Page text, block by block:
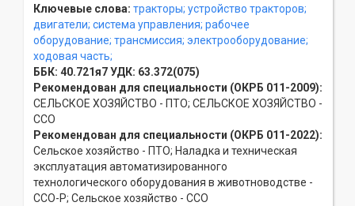
Ключевые слова: тракторы; устройство тракторов;
двигатели; система управления; рабочее
оборудование; трансмиссия; электрооборудование;
ходовая часть;
ББК: 40.721я7УДК: 63.372(075)
Рекомендован для специальности (ОКРБ 011-2009):
СЕЛЬСКОЕ ХОЗЯЙСТВО - ПТО; СЕЛЬСКОЕ ХОЗЯЙСТВО -
ССO
Рекомендован для специальности (ОКРБ 011-2022):
Сельское хозяйство - ПТО; Наладка и техническая
эксплуатация автоматизированного
технологического оборудования в животноводстве -
ССO-Р; Сельское хозяйство - ССO